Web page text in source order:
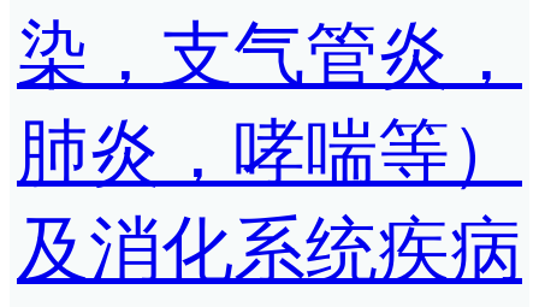
染，支气管炎，
肺炎，哮喘等）
及消化系统疾病